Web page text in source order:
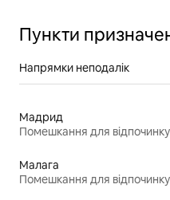
Пункти
Напрямки неподалік
Мадрид
Помешкання для відпочинку
Малага
Помешкання для відпочинку